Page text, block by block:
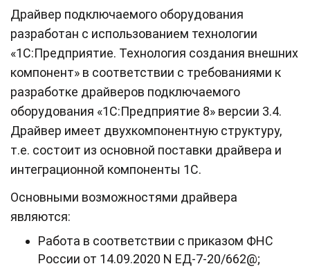
Драйвер подключаемого оборудования
разработан с использованием технологии
«1С:Предприятие. Технология создания внешних
компонент» в соответствии с требованиями к
разработке драйверов подключаемого
оборудования «1С:Предприятие 8» версии 3.4.
Драйвер имеет двухкомпонентную структуру,
т.е. состоит из основной поставки драйвера и
интеграционной компоненты 1С.
Основными возможностями драйвера
являются:
Работа в соответствии с приказом ФНС
России от 14.09.2020 N ЕД-7-20/662@;